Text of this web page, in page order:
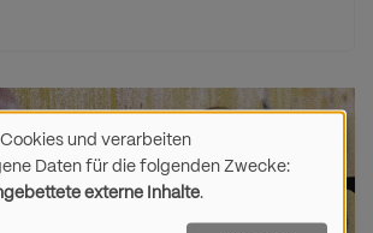
und verarbeiten
Daten für die folgenden Zwecke:
externe Inhalte.